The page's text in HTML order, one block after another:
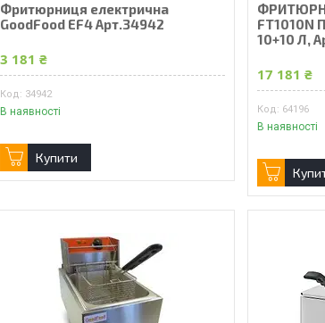
Фритюрниця електрична
GoodFood EF4 Арт.34942
3 181 ₴
34942
В наявності
Купити
FT1010N
10+10 Л,
17 181 ₴
64196
В наявності